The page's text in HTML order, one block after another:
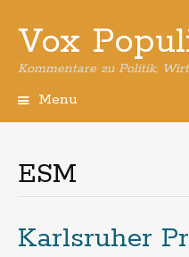
Vox
Kommentare zu Politik,
Menu
ESM
Karlsruher